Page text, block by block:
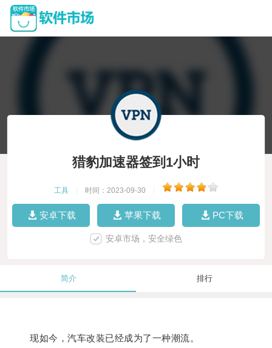
猎豹加速器签到1小时
工具 时间：2023-09-30
安卓下载 苹果下载 PC下载
安卓市场，安全绿色
简介 排行
现如今，汽车改装已经成为了一种潮流。